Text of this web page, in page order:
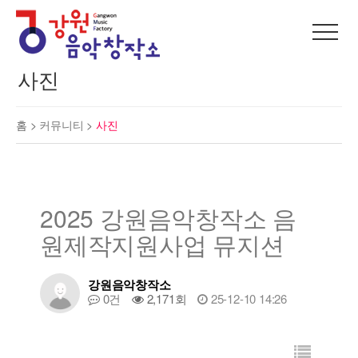
사진
홈 > 커뮤니티 > 사진
2025 강원음악창작소 음
원제작지원사업 뮤지션
강원음악창작소
0건 2,171회 25-12-10 14:26